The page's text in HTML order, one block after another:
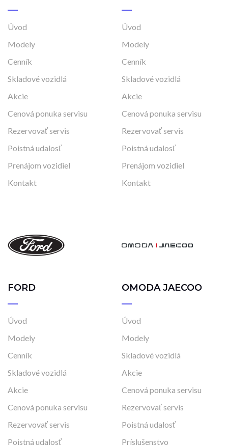
Úvod
Modely
Cenník
Skladové vozidlá
Akcie
Cenová ponuka servisu
Rezervovať servis
Poistná udalosť
Prenájom vozidiel
Kontakt
Úvod
Modely
Cenník
Skladové vozidlá
Akcie
Cenová ponuka servisu
Rezervovať servis
Poistná udalosť
Prenájom vozidiel
Kontakt
FORD
Úvod
Modely
Cenník
Skladové vozidlá
Akcie
Cenová ponuka servisu
Rezervovať servis
Poistná udalosť
OMODA JAECOO
Úvod
Modely
Skladové vozidlá
Akcie
Cenová ponuka servisu
Rezervovať servis
Poistná udalosť
Príslušenstvo